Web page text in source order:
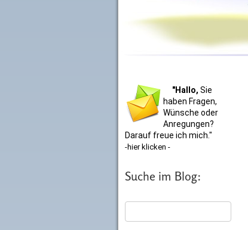
"Hallo, Sie
haben Fragen,
Wünsche oder
Anregungen?
Darauf freue ich mich."
-hier klicken -
Suche im Blog: